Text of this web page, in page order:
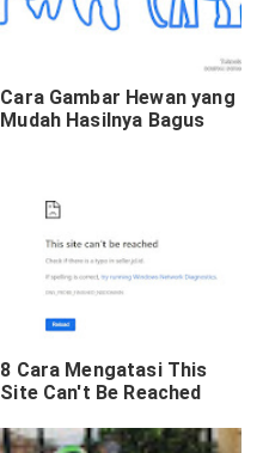
Cara Gambar Hewan yang
Mudah Hasilnya Bagus
8 Cara Mengatasi This
Site Can't Be Reached